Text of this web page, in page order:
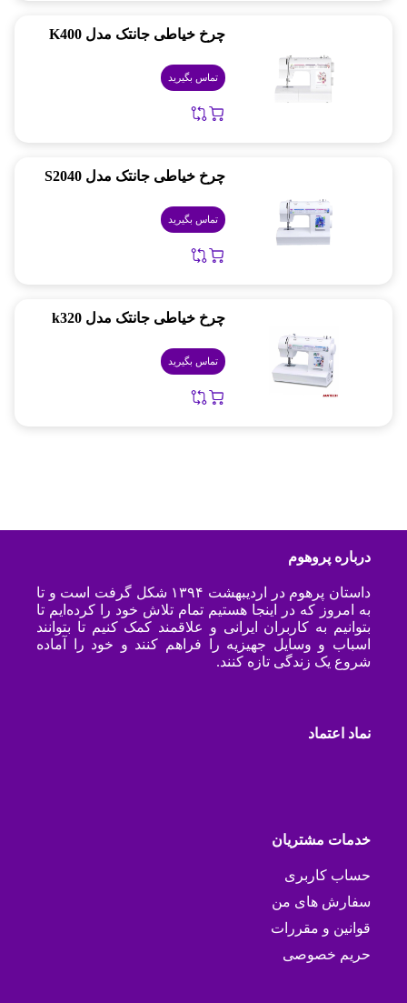
چرخ خیاطی جانتک مدل K400
تماس بگیرید
چرخ خیاطی جانتک مدل S2040
تماس بگیرید
چرخ خیاطی جانتک مدل k320
تماس بگیرید
درباره پروهوم
داستان پرهوم در اردیبهشت ۱۳۹۴ شکل گرفت است و تا
به امروز که در اینجا هستیم تمام تلاش خود را کرده‌ایم تا
بتوانیم به کاربران ایرانی و علاقمند کمک کنیم تا بتوانند
اسباب و وسایل جهیزیه را فراهم کنند و خود را آماده
شروع یک زندگی تازه کنند.
نماد اعتماد
خدمات مشتریان
حساب کاربری
سفارش های من
قوانین و مقررات
حریم خصوصی